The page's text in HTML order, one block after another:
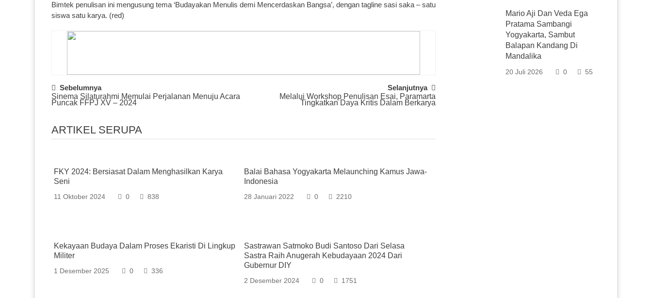
Bimtek penulisan ini mengusung tema ‘Budayakan Menulis demi Mencerdaskan Bangsa’, dengan tagline sasi saka – satu
siswa satu karya. (red)
Post
Navigation
Sebelumnya
Sinema Silaturahmi Memulai Perjalanan Menuju Acara
Puncak FFPJ XV – 2024
Selanjutnya
Melalui Workshop Penulisan Esai, Paramarta
Tingkatkan Daya Kritis Dalam Berkarya
ARTIKEL SERUPA
FKY 2024: Bersiasat Dalam Menghasilkan Karya
Seni
11 Oktober 2024 0 838
Balai Bahasa Yogyakarta Melaunching Kamus Jawa-
Indonesia
28 Januari 2022 0 2210
Kekayaan Budaya Dalam Proses Ekaristi Di Lingkup
Militer
1 Desember 2025 0 336
Sastrawan Satmoko Budi Santoso Dari Selasa
Sastra Raih Anugerah Kebudayaan 2024 Dari
Gubernur DIY
2 Desember 2024 0 1751
Mario Aji Dan Veda Ega
Pratama Sambangi
Yogyakarta, Sambut
Balapan Kandang Di
Mandalika
20 Juli 2026 0 55